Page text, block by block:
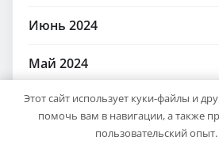
Июнь 2024
Май 2024
Апрель 2024
Этот сайт использует куки-файлы и
помочь вам в навигации, а также
пользовательский опыт.